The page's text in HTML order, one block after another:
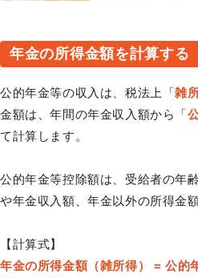
年金の所得金額を計算する
公的年金等の収入は、税法上「雑
金額は、年間の年金収入額から「
て計算します。
公的年金等控除額は、受給者の年
や年金収入額、年金以外の所得金
【計算式】
年金の所得金額（雑所得） = 公的